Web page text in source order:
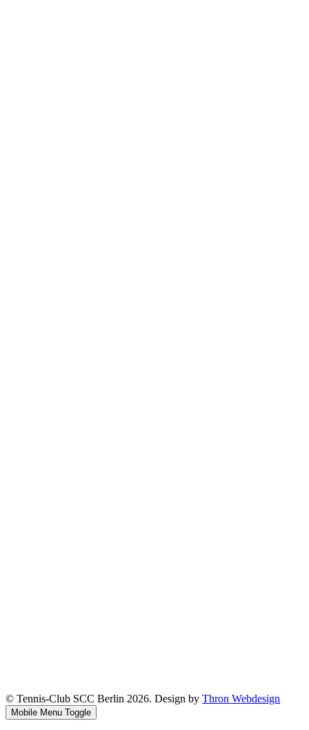
© Tennis-Club SCC Berlin 2026. Design by Thron Webdesign
Mobile Menu Toggle